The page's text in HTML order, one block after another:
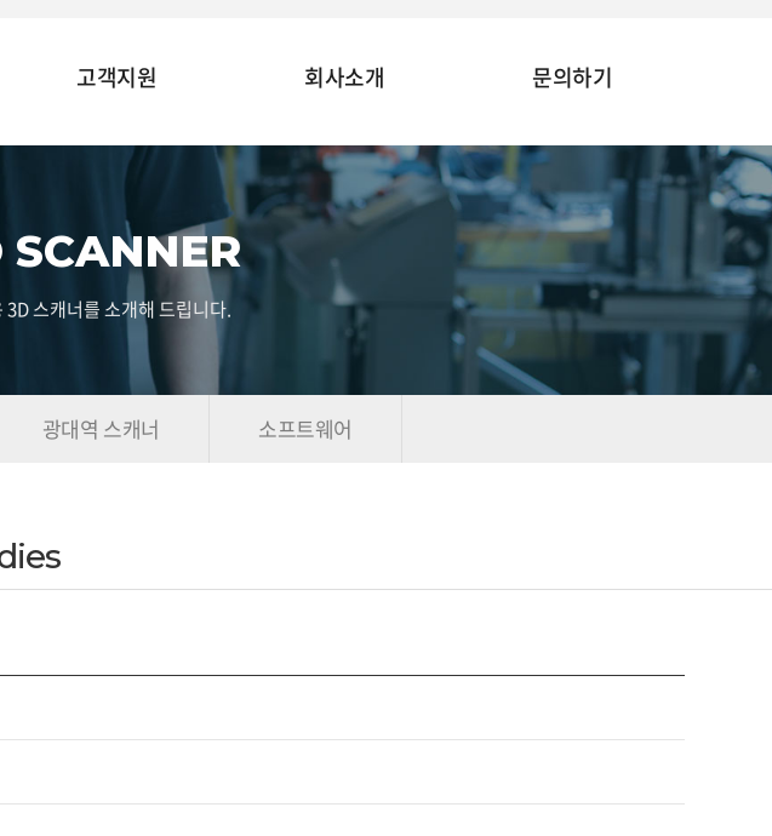
고객지원 회사소개 문의하기
스캐너를 소개해 드립니다.
광대역 스캐너 소프트웨어